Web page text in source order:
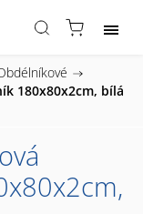
/
180x80x2cm, bílá